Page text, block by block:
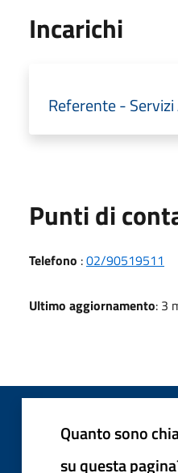
Incarichi
Referente -
Punti di
Telefono :02/90519511
Ultimo aggiornamento: 3
Quanto sono
su questa